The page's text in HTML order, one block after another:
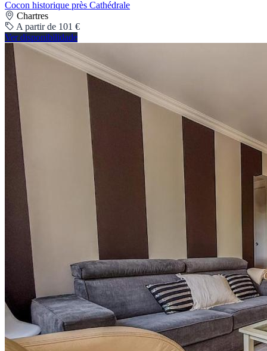
Cocon historique près Cathédrale
Chartres
A partir de 101 €
Ver disponibilidade